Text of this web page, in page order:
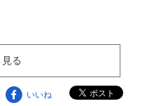
る
いいね